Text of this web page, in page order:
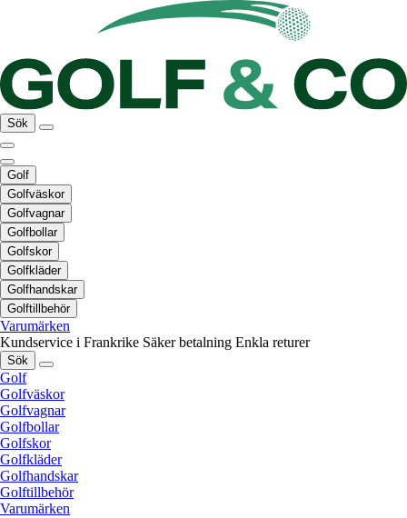
Sök
Golf
Golfväskor
Golfvagnar
Golfbollar
Golfskor
Golfkläder
Golfhandskar
Golftillbehör
Varumärken
Kundservice i Frankrike Säker betalning Enkla returer
Sök
Golf
Golfväskor
Golfvagnar
Golfbollar
Golfskor
Golfkläder
Golfhandskar
Golftillbehör
Varumärken